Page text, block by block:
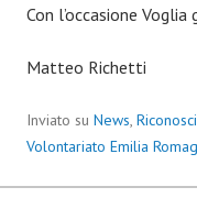
Con l’occasione
Matteo Richetti
Inviato su News,
Volontariato Emilia